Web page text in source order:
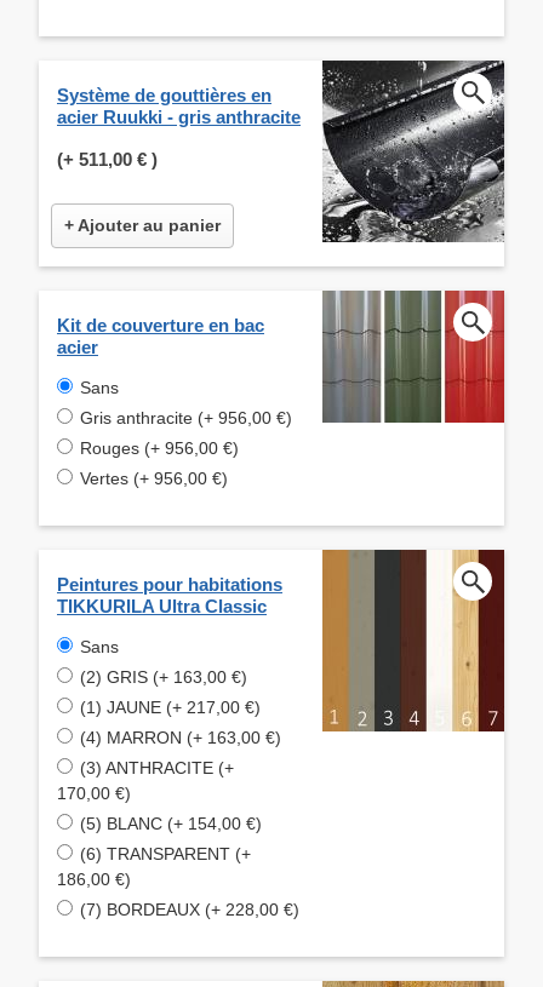
Système de gouttières en
acier Ruukki - gris anthracite
(+ 511,00 € )
+ Ajouter au panier
Kit de couverture en bac
acier
Sans
Gris anthracite (+ 956,00 €)
Rouges (+ 956,00 €)
Vertes (+ 956,00 €)
Peintures pour habitations
TIKKURILA Ultra Classic
Sans
(2) GRIS (+ 163,00 €)
(1) JAUNE (+ 217,00 €)
(4) MARRON (+ 163,00 €)
(3) ANTHRACITE (+
170,00 €)
(5) BLANC (+ 154,00 €)
(6) TRANSPARENT (+
186,00 €)
(7) BORDEAUX (+ 228,00 €)